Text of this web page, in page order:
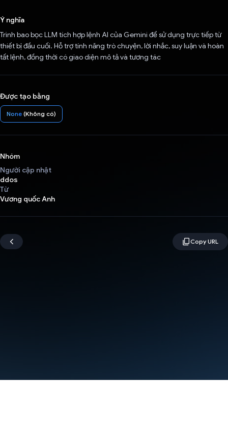
Ý nghĩa
Trình bao bọc LLM tích hợp lệnh AI của Gemini để sử dụng trực tiếp từ
thiết bị đầu cuối. Hỗ trợ tính năng trò chuyện, lời nhắc, suy luận và hoàn
tất lệnh, đồng thời có giao diện mô tả và tương tác
Được tạo bằng
None (Không có)
Nhóm
Người cập nhật
ddos
Từ
Vương quốc Anh